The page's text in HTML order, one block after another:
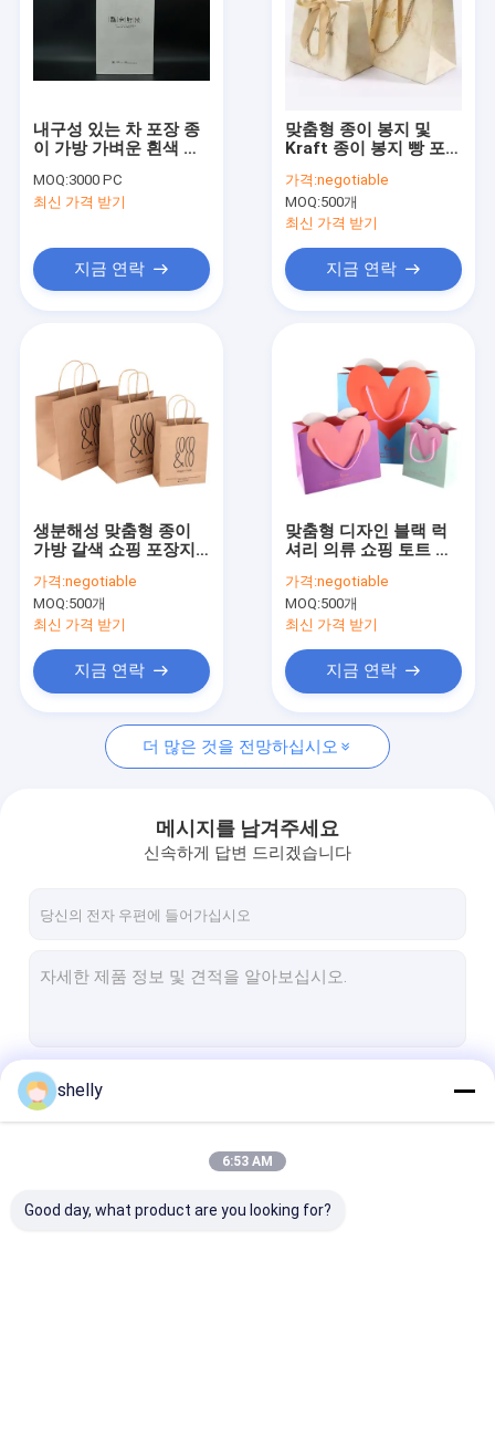
제품
우리에 대하여
공장 여행
뉴스
대형 지대
개인화 된 종이 봉지
핸들 포장 봉지
커피 컵 슬리브
내구성 있는 차 포장 종
이 가방 가벼운 흰색 선
MOQ:3000 PC
최신 가격 받기
지금 연락
맞춤형 종이 봉지 및
Kraft 종이 봉지 빵 포장
지 음식 패키지 일회용
CMYK 플렉소 인쇄
가격:negotiable
MOQ:500개
최신 가격 받기
지금 연락
생분해성 맞춤형 종이
가방 갈색 쇼핑 포장지
가방 커피숍 베이커리
가격:negotiable
MOQ:500개
최신 가격 받기
지금 연락
맞춤형 디자인 블랙 럭
셔리 의류 쇼핑 토트 아
방
가격:negotiable
MOQ:500개
최신 가격 받기
지금 연락
더 많은 것을 전망하십시오
메시지를 남겨주세요
신속하게 답변 드리겠습니다
shelly
6:53 AM
Good day, what product are you looking for?